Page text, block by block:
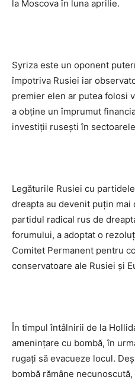
la Moscova în luna aprilie.
Syriza este un oponent
împotriva Rusiei iar
premier elen ar putea folosi
a obţine un împrumut
investiţii ruseşti în
Legăturile Rusiei cu
dreapta au devenit puţin mai
partidul radical rus de
forumului, a adoptat o
Comitet Permanent pentru
conservatoare ale Rusiei şi
În timpul întâlnirii de la
ameninţare cu bombă, în
rugaţi să evacueze locul.
bombă rămâne